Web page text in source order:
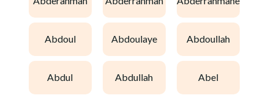
abdoul abdoulaye abdoullah
abdul abdullah abel